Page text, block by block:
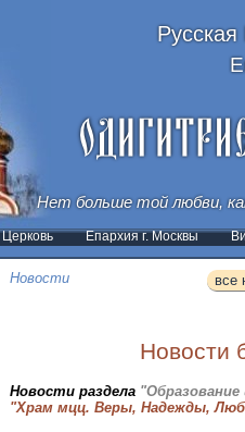
Нет больше той любви,
Епархия г. Москвы
Новости все
Новости
Новости раздела
"Храм мцц. Веры, Надежды,